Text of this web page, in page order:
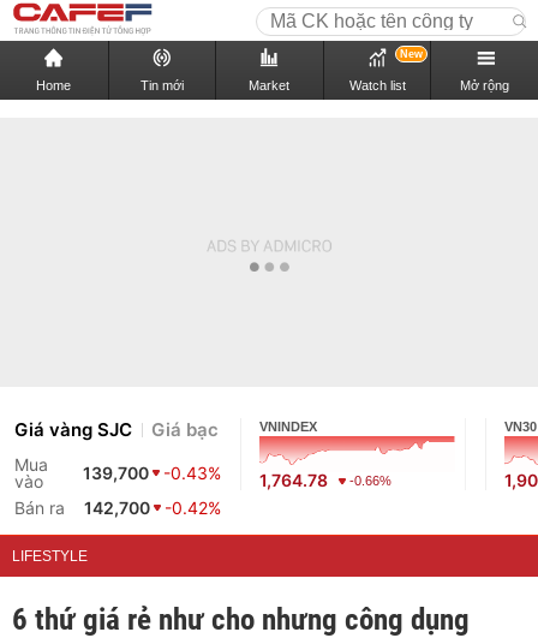
Home Tin mới Market Watch list
New
Mở rộng
Giá vàng SJC Giá bạc
Mua
vào
139,700
-0.43%
Bán ra
142,700 -0.42%
VNINDEX
1,764.78 -0.66%
VN30
LIFESTYLE
6 thứ giá rẻ như cho nhưng công dụng